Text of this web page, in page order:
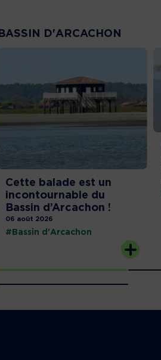
BASSIN D'ARCACHON
Cette balade est un
incontournable du
Bassin d’Arcachon !
06 août 2026
#Bassin d'Arcachon